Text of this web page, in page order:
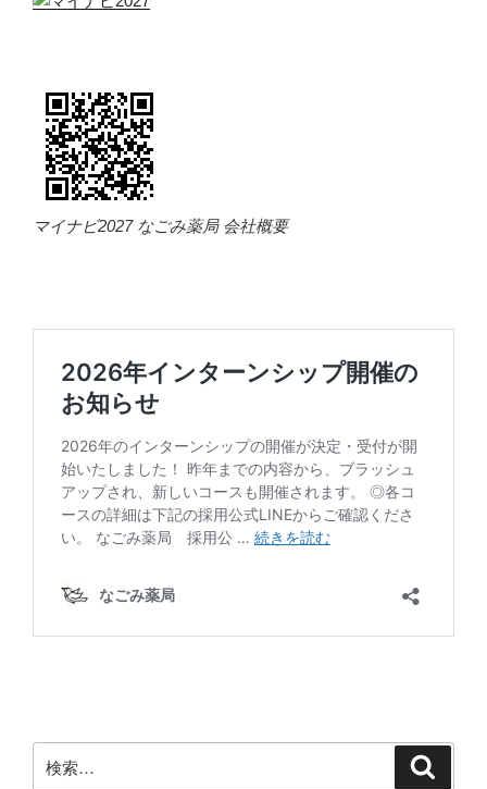
マイナビ2027 なごみ薬局 会社概要
索: